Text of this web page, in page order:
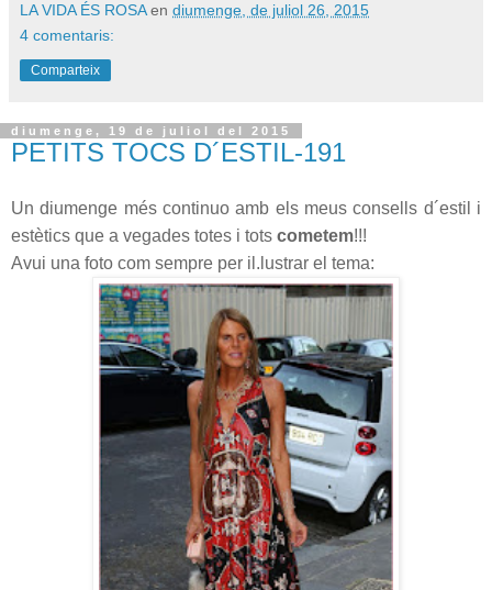
LA VIDA ÉS ROSA en diumenge, de juliol 26, 2015
4 comentaris:
Comparteix
diumenge, 19 de juliol del 2015
PETITS TOCS D´ESTIL-191
Un diumenge més continuo amb els meus consells d´estil i
estètics que a vegades totes i tots cometem!!!
Avui una foto com sempre per il.lustrar el tema: